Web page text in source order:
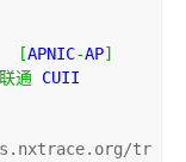
[APNIC-AP]
联通 CUII
tr